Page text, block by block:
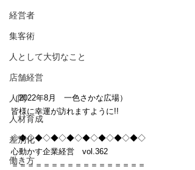
経営者
集客術
人として大切なこと
店舗経営
人間
人材育成
差別化
働き方
（2022年8月　一色さかな広場）
皆様に幸運が訪れますように!!
◇◆◇◆◇◆◇◆◇◆◇◆◇◆◇◆◇
心動かす企業経営　vol.362
＝＝＝＝＝＝＝＝＝＝＝＝＝＝＝＝＝